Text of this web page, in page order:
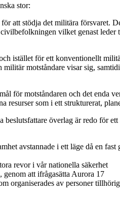
stor:
att stödja det militära försvaret.
vilket genast leder
istället för ett konventionellt
motståndare visar sig,
för motståndaren och det enda
som i ett strukturerat,
överlag är redo för
avstannade i ett läge då en
revor i vår nationella säkerhet
att ifrågasätta Aurora 17
organiserades av personer